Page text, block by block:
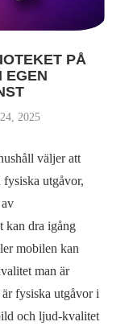
PÅ
EGEN
2025
väljer att
fysiska utgåvor,
kan dra igång
mobilen kan
man är
fysiska utgåvor i
och ljud-kvalitet